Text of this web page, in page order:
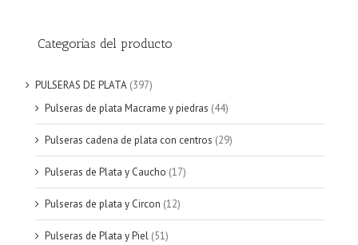
Categorías del producto
PULSERAS DE PLATA (397)
Pulseras de plata Macrame y piedras (44)
Pulseras cadena de plata con centros (29)
Pulseras de Plata y Caucho (17)
Pulseras de plata y Circon (12)
Pulseras de Plata y Piel (51)